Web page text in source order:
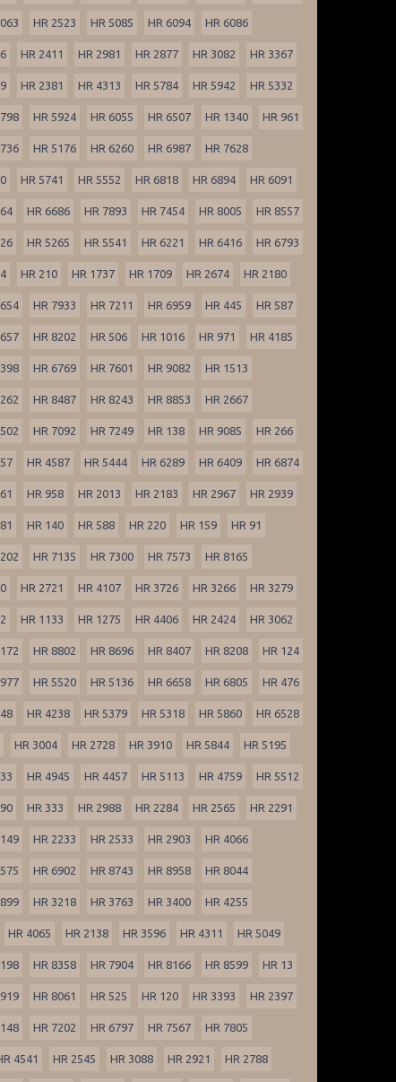
HR 2523 HR 5085 HR 6094 HR 6086
HR 2411 HR 2981 HR 2877 HR 3082 HR 3367
HR 2381 HR 4313 HR 5784 HR 5942 HR 5332
HR 5924 HR 6055 HR 6507 HR 1340 HR 961
HR 5176 HR 6260 HR 6987 HR 7628
HR 5741 HR 5552 HR 6818 HR 6894 HR 6091
HR 6686 HR 7893 HR 7454 HR 8005 HR 8557
HR 5265 HR 5541 HR 6221 HR 6416 HR 6793
HR 210 HR 1737 HR 1709 HR 2674 HR 2180
HR 7933 HR 7211 HR 6959 HR 445 HR 587
HR 8202 HR 506 HR 1016 HR 971 HR 4185
HR 6769 HR 7601 HR 9082 HR 1513
HR 8487 HR 8243 HR 8853 HR 2667
HR 7092 HR 7249 HR 138 HR 9085 HR 266
HR 4587 HR 5444 HR 6289 HR 6409 HR 6874
HR 958 HR 2013 HR 2183 HR 2967 HR 2939
HR 140 HR 588 HR 220 HR 159 HR 91
HR 7135 HR 7300 HR 7573 HR 8165
HR 2721 HR 4107 HR 3726 HR 3266 HR 3279
HR 1133 HR 1275 HR 4406 HR 2424 HR 3062
HR 8802 HR 8696 HR 8407 HR 8208 HR 124
HR 5520 HR 5136 HR 6658 HR 6805 HR 476
HR 4238 HR 5379 HR 5318 HR 5860 HR 6528
HR 3004 HR 2728 HR 3910 HR 5844 HR 5195
HR 4945 HR 4457 HR 5113 HR 4759 HR 5512
HR 333 HR 2988 HR 2284 HR 2565 HR 2291
HR 2233 HR 2533 HR 2903 HR 4066
HR 6902 HR 8743 HR 8958 HR 8044
HR 3218 HR 3763 HR 3400 HR 4255
HR 4065 HR 2138 HR 3596 HR 4311 HR 5049
HR 8358 HR 7904 HR 8166 HR 8599 HR 13
HR 8061 HR 525 HR 120 HR 3393 HR 2397
HR 7202 HR 6797 HR 7567 HR 7805
4541 HR 2545 HR 3088 HR 2921 HR 2788